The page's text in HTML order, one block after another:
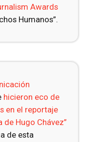
Awards
Humanos”.
hicieron eco de
en el reportaje
de Hugo Chávez”
de esta